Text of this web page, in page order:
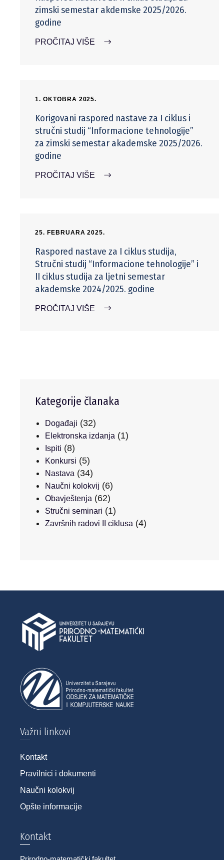
zimski semestar akdemske 2025/2026.
godine
PROČITAJ VIŠE
1. OKTOBRA 2025.
Korigovani raspored nastave za I ciklus i
stručni studij “Informacione tehnologije”
za zimski semestar akademske 2025/2026.
godine
PROČITAJ VIŠE
25. FEBRUARA 2025.
Raspored nastave za I ciklus studija,
Stručni studij “Informacione tehnologije” i
II ciklus studija za ljetni semestar
akademske 2024/2025. godine
PROČITAJ VIŠE
Kategorije članaka
Događaji (32)
Elektronska izdanja (1)
Ispiti (8)
Konkursi (5)
Nastava (34)
Naučni kolokvij (6)
Obavještenja (62)
Stručni seminari (1)
Završnih radovi II ciklusa (4)
Važni linkovi
Kontakt
Pravilnici i dokumenti
Naučni kolokvij
Opšte informacije
Kontakt